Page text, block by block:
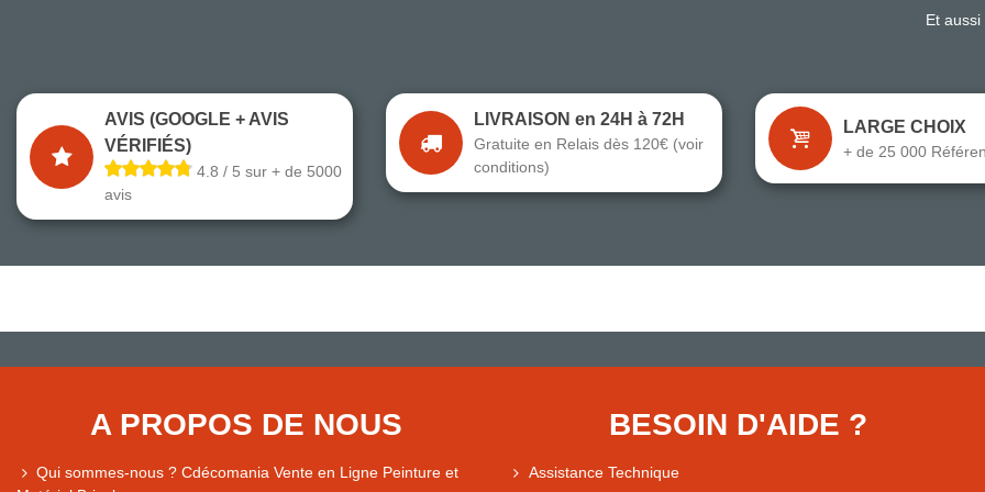
Et
AVIS (GOOGLE + AVIS
VÉRIFIÉS)
4.8 / 5 sur + de 5000
avis
LIVRAISON en 24H à 72H
Gratuite en Relais dès 120€ (voir
conditions)
LARGE CHOIX
+ de 25 000
A PROPOS DE NOUS
Qui sommes-nous ? Cdécomania Vente en Ligne Peinture et
BESOIN D'AIDE ?
Assistance Technique